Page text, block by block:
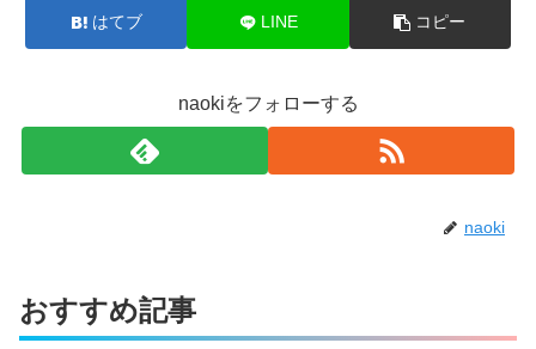
はてブ LINE コピー
naokiをフォローする
naoki
おすすめ記事